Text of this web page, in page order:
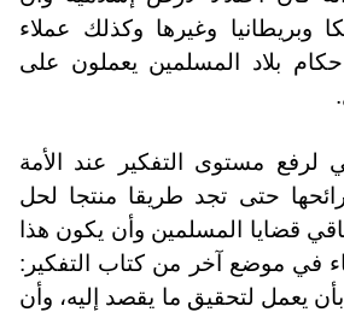
وبريطانيا وغيرها وكذلك عملاء
بلاد المسلمين يعملون على
لرفع مستوى التفكير عند الأمة
حتى تجد طريقا منتجا لحل
قضايا المسلمين وأن يكون هذا
في موضع آخر من كتاب التفكير:
يعمل لتحقيق ما يقصد إليه، وأن